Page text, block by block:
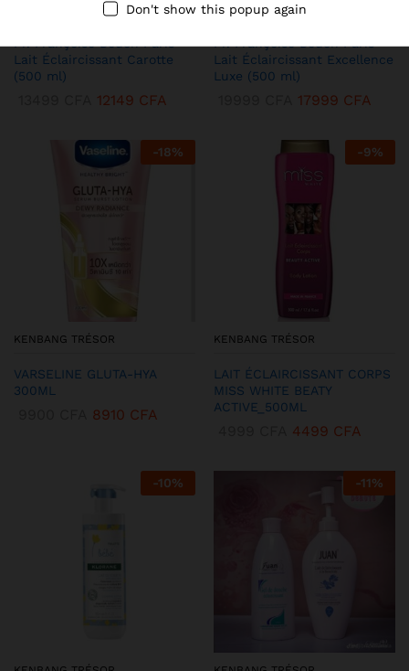
KENBANG TRÉSOR
Pr. Françoise Bedon Paris –
Lait Éclaircissant Carotte
(500 ml)
12149 CFA
KENBANG TRÉSOR
Pr. Françoise Bedon Paris –
Lait Éclaircissant Excellence
Luxe (500 ml)
17999 CFA
-18%
KENBANG TRÉSOR
VARSELINE GLUTA-HYA
300ML
8910 CFA
-9%
KENBANG TRÉSOR
LAIT ÉCLAIRCISSANT CORPS
MISS WHITE BEATY
ACTIVE_500ML
4499 CFA
-10% -11%
Don't show this popup again